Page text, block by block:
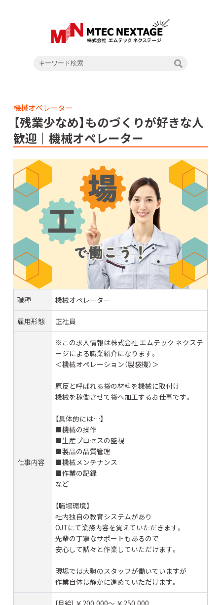
機械オペレーター
【残業少なめ】ものづくりが好きな人
歓迎｜機械オペレーター
職種 機械オペレーター
雇用形態 正社員
仕事内容
※この求人情報は株式会社 エムテック ネクステ
ージによる職業紹介になります。
＜機械オペレーション（製袋機）＞
原反と呼ばれる袋の材料を機械に取付け
機械を稼働させて袋へ加工するお仕事です。
【具体的には…】
■機械の操作
■生産プロセスの監視
■製品の品質管理
■機械メンテナンス
■作業の記録
など
【職場環境】
社内独自の教育システムがあり
OJTにて業務内容を覚えていただきます。
先輩の丁寧なサポートもあるので
安心して黙々と作業していただけます。
現場では大勢のスタッフが働いていますが
作業自体は静かに進めていただけます。